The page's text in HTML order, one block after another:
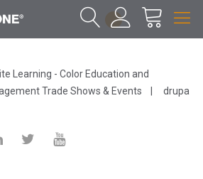
1
Learning - Color Education and
Trade Shows & Events
drupa